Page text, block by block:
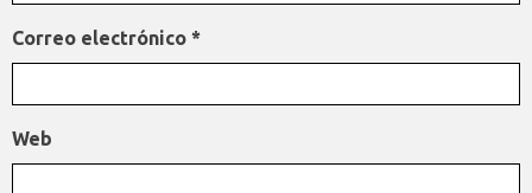
Correo electrónico *
Web